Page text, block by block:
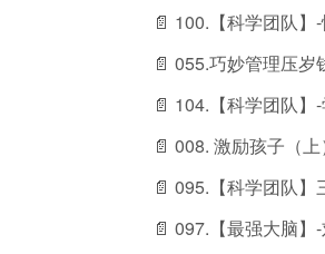
📄 100.【科学团队
📄 055.巧妙管理压
📄 104.【科学团队
📄 008. 激励孩子（
📄 095.【科学团队
📄 097.【最强大脑